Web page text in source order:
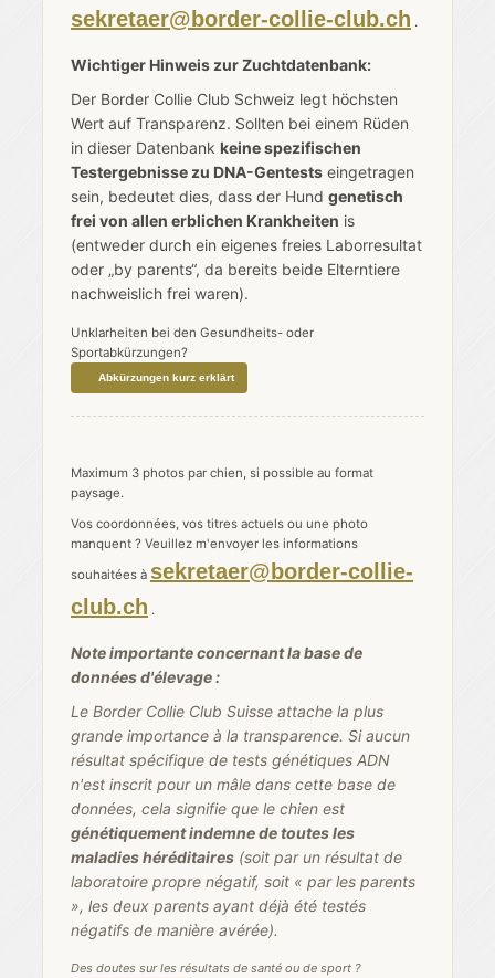
sekretaer@border-collie-club.ch .
Wichtiger Hinweis zur Zuchtdatenbank:
Der Border Collie Club Schweiz legt höchsten
Wert auf Transparenz. Sollten bei einem Rüden
in dieser Datenbank keine spezifischen
Testergebnisse zu DNA-Gentests eingetragen
sein, bedeutet dies, dass der Hund genetisch
frei von allen erblichen Krankheiten is
(entweder durch ein eigenes freies Laborresultat
oder „by parents“, da bereits beide Elterntiere
nachweislich frei waren).
Unklarheiten bei den Gesundheits- oder
Sportabkürzungen?
Abkürzungen kurz erklärt
Maximum 3 photos par chien, si possible au format
paysage.
Vos coordonnées, vos titres actuels ou une photo
manquent ? Veuillez m'envoyer les informations
souhaitées à sekretaer@border-collie-
club.ch .
Note importante concernant la base de
données d'élevage :
Le Border Collie Club Suisse attache la plus
grande importance à la transparence. Si aucun
résultat spécifique de tests génétiques ADN
n'est inscrit pour un mâle dans cette base de
données, cela signifie que le chien est
génétiquement indemne de toutes les
maladies héréditaires (soit par un résultat de
laboratoire propre négatif, soit « par les parents
», les deux parents ayant déjà été testés
négatifs de manière avérée).
Des doutes sur les résultats de santé ou de sport ?